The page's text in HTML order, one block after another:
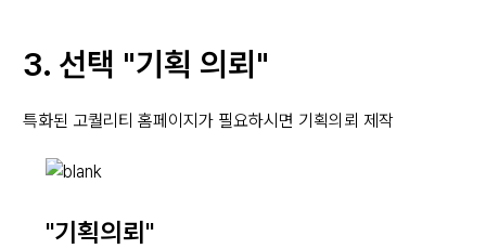
3. 선택 "기획 의뢰"
특화된 고퀄리티 홈페이지가 필요하시면 기획의뢰 제작
"기획의뢰"